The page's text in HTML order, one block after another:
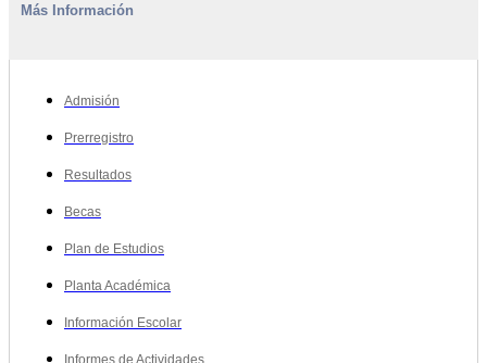
Más Información
Admisión
Prerregistro
Resultados
Becas
Plan de Estudios
Planta Académica
Información Escolar
Informes de Actividades